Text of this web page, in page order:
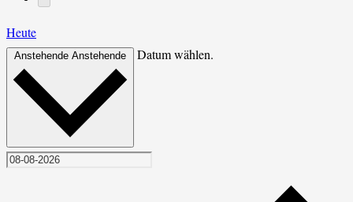
Heute
Anstehende Anstehende Datum wählen.